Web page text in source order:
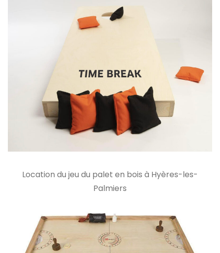
Location du jeu du palet en bois à Hyères-les-
Palmiers